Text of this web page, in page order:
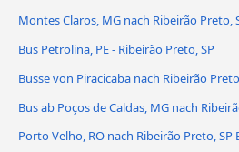
Montes Claros, MG nach Ribeirão Preto,
Bus Petrolina, PE - Ribeirão Preto, SP
Busse von Piracicaba nach Ribeirão
Bus ab Poços de Caldas, MG nach
Porto Velho, RO nach Ribeirão Preto, SP